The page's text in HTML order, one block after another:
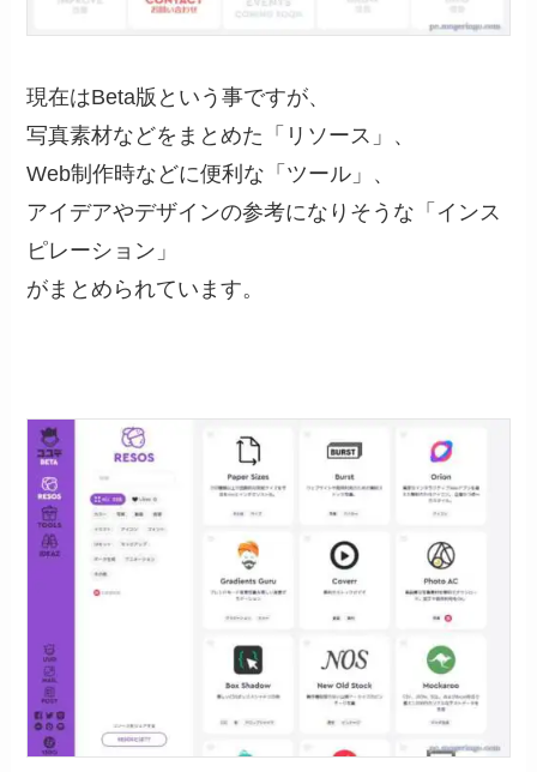
現在はBeta版という事ですが、
写真素材などをまとめた「リソース」、
Web制作時などに便利な「ツール」、
アイデアやデザインの参考になりそうな「インス
ピレーション」
がまとめられています。